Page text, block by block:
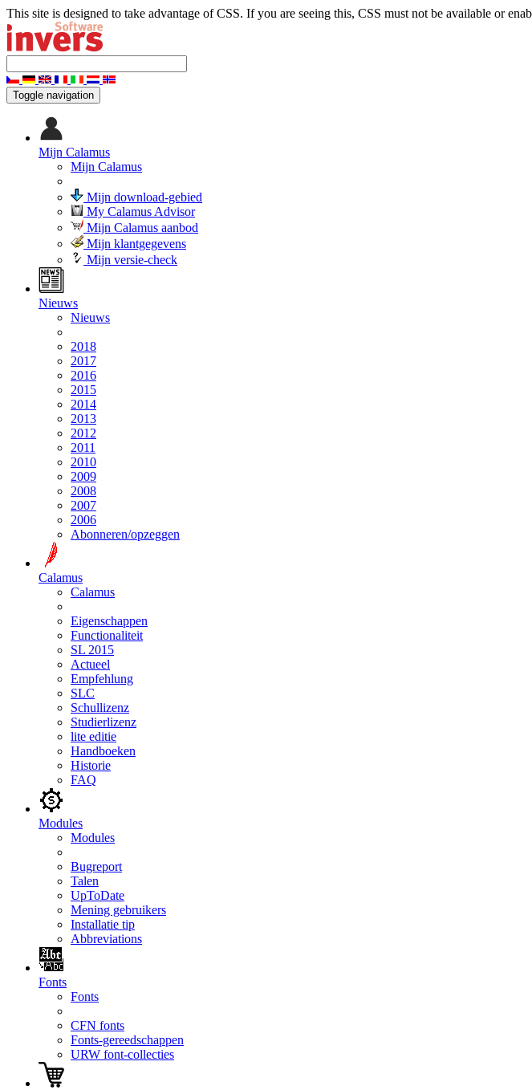
This site is designed to take advantage of CSS. If you are seeing this, CSS must not be available or
Toggle navigation
Mijn Calamus
Mijn Calamus
Mijn download-gebied
My Calamus Advisor
Mijn Calamus aanbod
Mijn klantgegevens
Mijn versie-check
Nieuws
Nieuws
2018
2017
2016
2015
2014
2013
2012
2011
2010
2009
2008
2007
2006
Abonneren/opzeggen
Calamus
Calamus
Eigenschappen
Functionaliteit
SL 2015
Actueel
Empfehlung
SLC
Schullizenz
Studierlizenz
lite editie
Handboeken
Historie
FAQ
Modules
Modules
Bugreport
Talen
UpToDate
Mening gebruikers
Installatie tip
Abbreviations
Fonts
Fonts
CFN fonts
Fonts-gereedschappen
URW font-collecties